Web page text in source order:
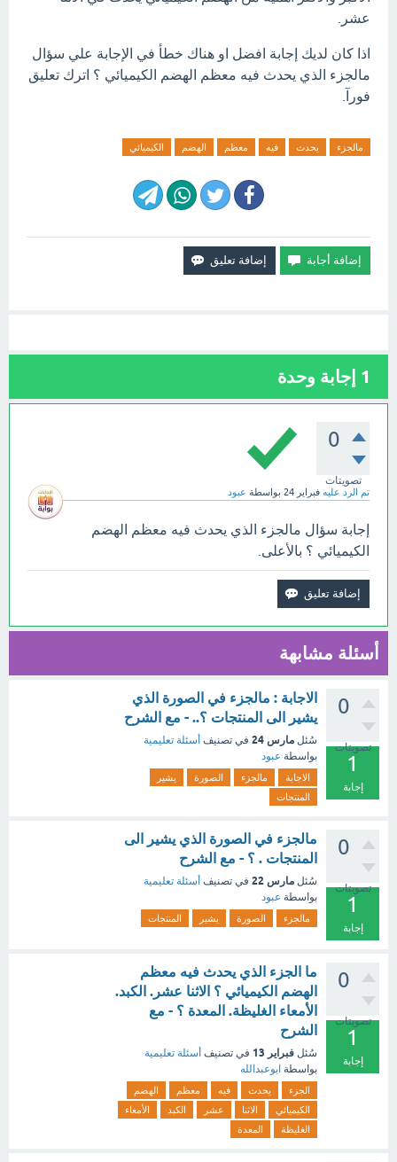
عشر.
اذا كان لديك إجابة افضل او هناك خطأ في الإجابة علي سؤال
مالجزء الذي يحدث فيه معظم الهضم الكيميائي ؟ اترك تعليق
فورآ.
مالجزء يحدث فيه معظم الهضم الكيميائي
1 إجابة وحدة
0
تصويتات
تم الرد عليه فبراير 24 بواسطة عبود
إجابة سؤال مالجزء الذي يحدث فيه معظم الهضم
الكيميائي ؟ بالأعلى.
أسئلة مشابهة
0
تصويتات
1
إجابة
الاجابة : مالجزء في الصورة الذي
يشير الى المنتجات ؟.. - مع الشرح
سُئل مارس 24 في تصنيف أسئلة تعليمية
بواسطة عبود
الاجابة مالجزء الصورة
يشير
المنتجات
0
تصويتات
1
إجابة
مالجزء في الصورة الذي يشير الى
المنتجات . ؟ - مع الشرح
سُئل مارس 22 في تصنيف أسئلة تعليمية
بواسطة عبود
مالجزء الصورة يشير المنتجات
0
تصويتات
1
إجابة
ما الجزء الذي يحدث فيه معظم
الهضم الكيميائي ؟ الاثنا عشر. الكبد.
الأمعاء الغليظة. المعدة ؟ - مع
الشرح
سُئل فبراير 13 في تصنيف أسئلة تعليمية
بواسطة ابوعبدالله
الجزء يحدث فيه معظم
الهضم
الكيميائي
الاثنا عشر الكبد
الأمعاء
الغليظة
المعدة